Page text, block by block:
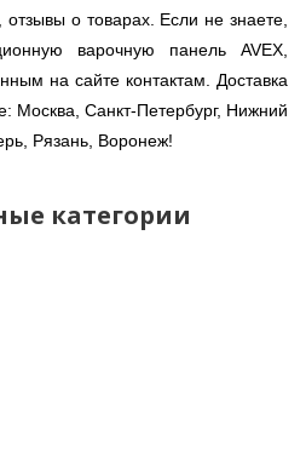
о товарах. Если не знаете,
варочную панель AVEX,
на сайте контактам. Доставка
Москва, Санкт-Петербург, Нижний
Рязань, Воронеж!
категории